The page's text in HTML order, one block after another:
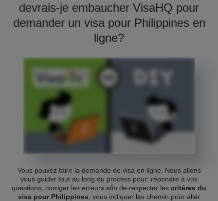
devrais-je embaucher VisaHQ pour
demander un visa pour Philippines en
ligne?
Vous pouvez faire la demande de visa en ligne. Nous allons
vous guider tout au long du process pour: répondre à vos
questions, corriger les erreurs afin de respecter les critères du
visa pour Philippines , vous indiquer les chemin pour aller